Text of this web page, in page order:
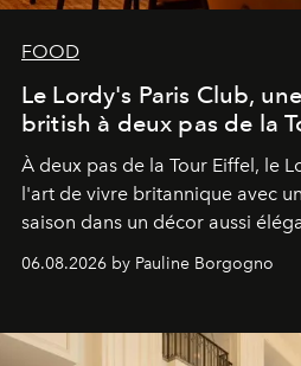
FOOD
Le Lordy's Paris Club,
british à deux pas de la
À deux pas de la Tour Eiffel, le
l'art de vivre britannique avec
saison dans un décor aussi
06.08.2026 by Pauline Borgogno